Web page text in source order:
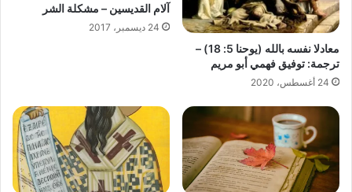
معادلا نفسه بالله (يوحنا 5: 18) –
ترجمة: توفيق فهمي أبو مريم
24 أغسطس، 2020
آلام القديسين – مشكلة الشر
24 ديسمبر، 2017